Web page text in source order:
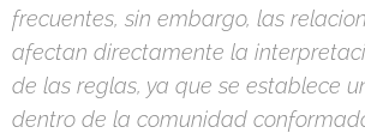
frecuentes, sin embargo, las
afectan directamente la
de las reglas, ya que se establece
dentro de la comunidad